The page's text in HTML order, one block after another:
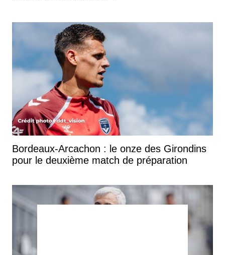
Bordeaux-Arcachon : le onze des Girondins
pour le deuxième match de préparation